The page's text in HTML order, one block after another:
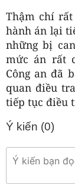
Thậm chí
hành án lại
những bị
mức án rất
Công an đã
quan điều
tiếp tục điều
Ý kiến (0)